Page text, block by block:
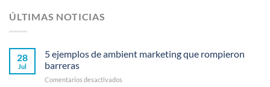
ÚLTIMAS NOTICIAS
28
Jul
5 ejemplos de ambient marketing que rompieron
barreras
Comentarios desactivados